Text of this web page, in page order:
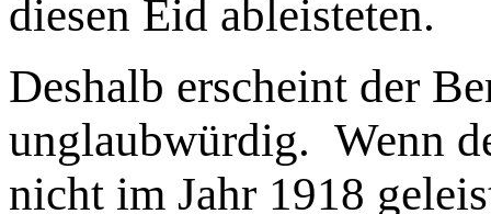
diesen Eid ableisteten.
Deshalb erscheint der
unglaubwürdig. Wenn
nicht im Jahr 1918